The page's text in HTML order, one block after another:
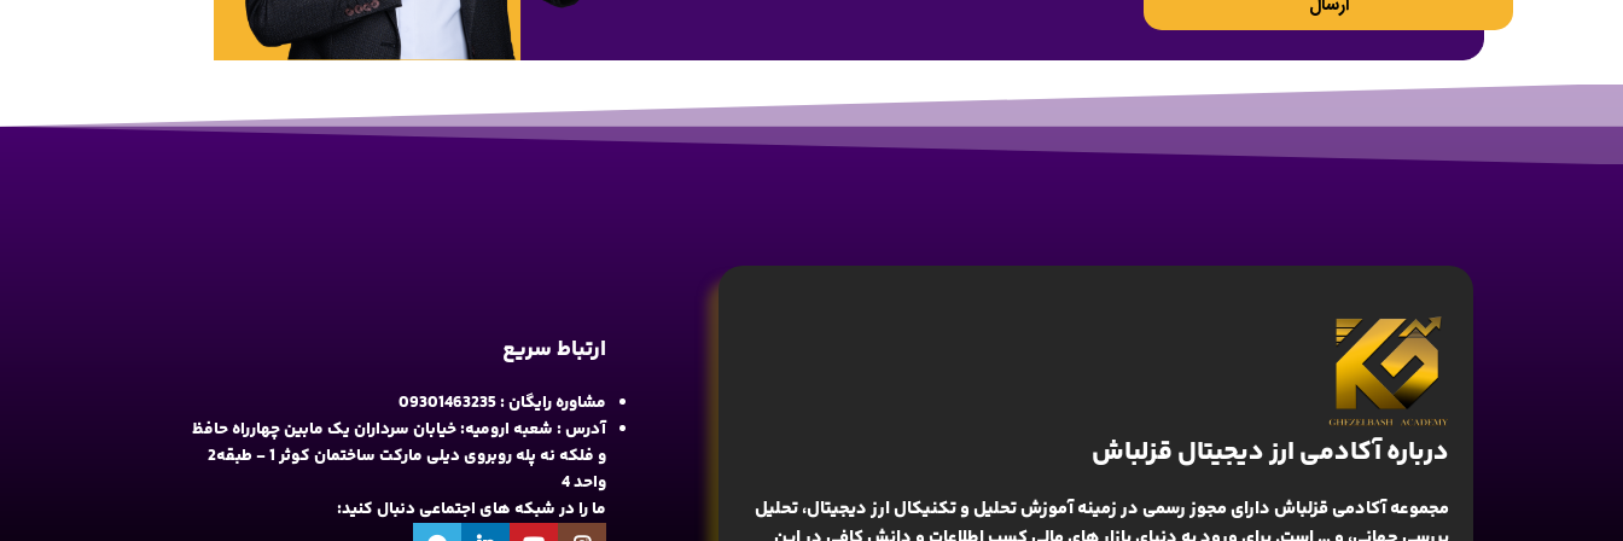
درباره آکادمی ارز دیجیتال قزلباش
مجموعه آکادمی قزلباش دارای مجوز رسمی در زمینهآموزش تحلیل و تکنیکال ارز دیجیتال، تحلیل
ارتباط سریع
مشاوره رایگان : 09301463235
آدرس : شعبه ارومیه: خیابان سرداران یک مابین چهارراه حافظ
و فلکه نه پله روبروی دیلی مارکت ساختمان کوثر 1 - طبقه2
واحد 4
ما را در شبکه های اجتماعی دنبال کنید: